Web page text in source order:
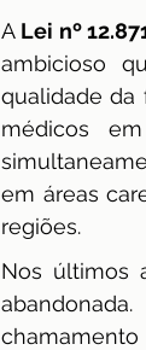
A Lei nº
ambicioso
qualidade da
médicos
em áreas
regiões.
Nos últimos